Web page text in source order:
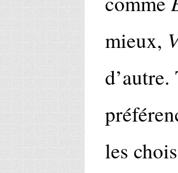
mieux,
les